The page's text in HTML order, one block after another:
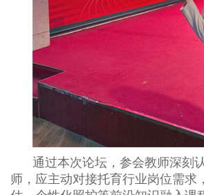
通过本次论坛，参会教师深刻
师，应主动对接托育行业岗位需求